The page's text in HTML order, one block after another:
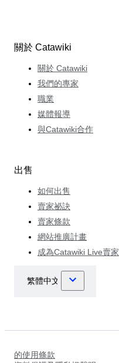
關於 Catawiki
關於 Catawiki
我們的專家
職業
媒體報導
與Catawiki合作
出售
如何出售
賣家祕訣
賣家條款
網站推廣計畫
成為Catawiki Live賣家
的使用條款